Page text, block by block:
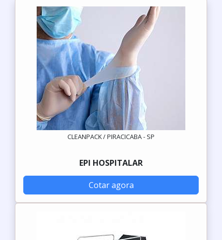
CLEANPACK / PIRACICABA - SP
EPI HOSPITALAR
Cotar agora